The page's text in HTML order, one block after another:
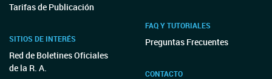
Tarifas de Publicación
SITIOS DE INTERÉS
Red de Boletines Oficiales
de la R. A.
FAQ Y TUTORIALES
Preguntas Frecuentes
CONTACTO